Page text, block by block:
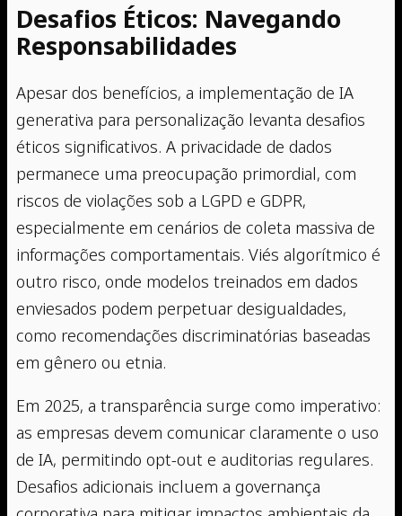
Desafios Éticos: Navegando
Responsabilidades
Apesar dos benefícios, a implementação de IA
generativa para personalização levanta desafios
éticos significativos. A privacidade de dados
permanece uma preocupação primordial, com
riscos de violações sob a LGPD e GDPR,
especialmente em cenários de coleta massiva de
informações comportamentais. Viés algorítmico é
outro risco, onde modelos treinados em dados
enviesados podem perpetuar desigualdades,
como recomendações discriminatórias baseadas
em gênero ou etnia.
Em 2025, a transparência surge como imperativo:
as empresas devem comunicar claramente o uso
de IA, permitindo opt-out e auditorias regulares.
Desafios adicionais incluem a governança